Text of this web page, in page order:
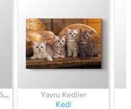
Yavru Kediler
Kedi